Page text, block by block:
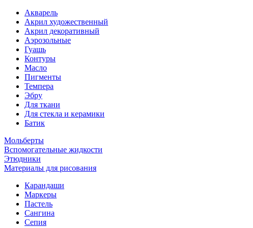
Акварель
Акрил художественный
Акрил декоративный
Аэрозольные
Гуашь
Контуры
Масло
Пигменты
Темпера
Эбру
Для ткани
Для стекла и керамики
Батик
Мольберты
Вспомогательные жидкости
Этюдники
Материалы для рисования
Карандаши
Маркеры
Пастель
Сангина
Сепия